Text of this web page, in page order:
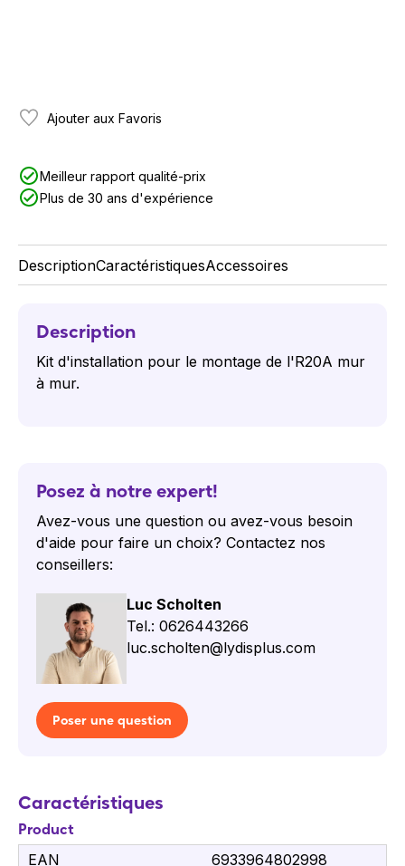
Ajouter aux Favoris
Meilleur rapport qualité-prix
Plus de 30 ans d'expérience
DescriptionCaractéristiquesAccessoires
Description
Kit d'installation pour le montage de l'R20A mur
à mur.
Posez à notre expert!
Avez-vous une question ou avez-vous besoin
d'aide pour faire un choix? Contactez nos
conseillers:
Luc Scholten
Tel.: 0626443266
luc.scholten@lydisplus.com
Poser une question
Caractéristiques
Product
EAN
6933964802998